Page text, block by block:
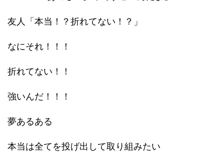
友人「本当！？折れてない！？」
なにそれ！！！
折れてない！！
強いんだ！！！
夢あるある
本当は全てを投げ出して取り組みたい